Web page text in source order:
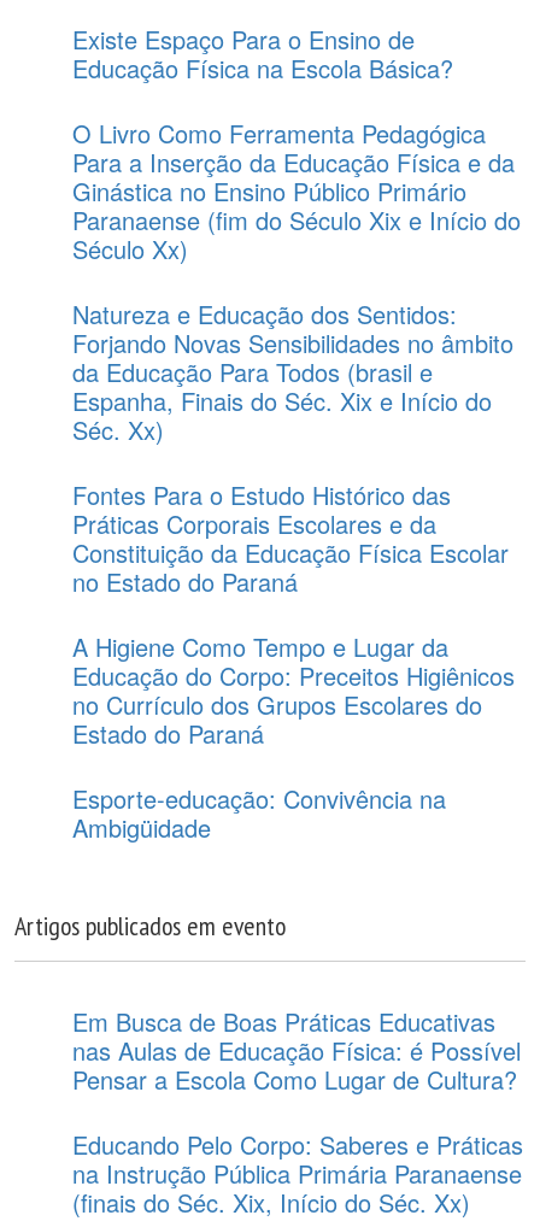
Existe Espaço Para o Ensino de
Educação Física na Escola Básica?
O Livro Como Ferramenta Pedagógica
Para a Inserção da Educação Física e da
Ginástica no Ensino Público Primário
Paranaense (fim do Século Xix e Início do
Século Xx)
Natureza e Educação dos Sentidos:
Forjando Novas Sensibilidades no âmbito
da Educação Para Todos (brasil e
Espanha, Finais do Séc. Xix e Início do
Séc. Xx)
Fontes Para o Estudo Histórico das
Práticas Corporais Escolares e da
Constituição da Educação Física Escolar
no Estado do Paraná
A Higiene Como Tempo e Lugar da
Educação do Corpo: Preceitos Higiênicos
no Currículo dos Grupos Escolares do
Estado do Paraná
Esporte-educação: Convivência na
Ambigüidade
Artigos publicados em evento
Em Busca de Boas Práticas Educativas
nas Aulas de Educação Física: é Possível
Pensar a Escola Como Lugar de Cultura?
Educando Pelo Corpo: Saberes e Práticas
na Instrução Pública Primária Paranaense
(finais do Séc. Xix, Início do Séc. Xx)